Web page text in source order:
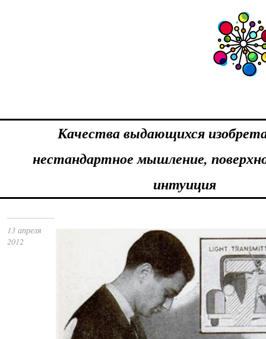
Качества выдающихся
нестандартное мышление,
интуиция
13 апреля
2012